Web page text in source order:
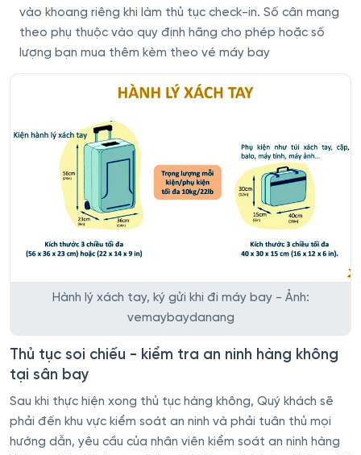
vào khoang riêng khi làm thủ tục check-in. Số cân mang
theo phụ thuộc vào quy định hãng cho phép hoặc số
lượng bạn mua thêm kèm theo vé máy bay
Hành lý xách tay, ký gửi khi đi máy bay - Ảnh:
vemaybaydanang
Thủ tục soi chiếu - kiểm tra an ninh hàng không
tại sân bay
Sau khi thực hiện xong thủ tục hàng không, Quý khách sẽ
phải đến khu vực kiểm soát an ninh và phải tuân thủ mọi
hướng dẫn, yêu cầu của nhân viên kiểm soát an ninh hàng